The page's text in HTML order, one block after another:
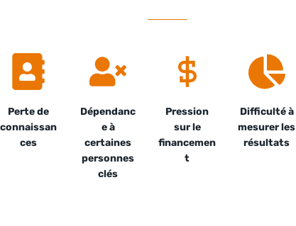
Perte de
connaissan
ces
Dépendanc
e à
certaines
personnes
clés
Pression
sur le
financemen
t
Difficulté à
mesurer les
résultats